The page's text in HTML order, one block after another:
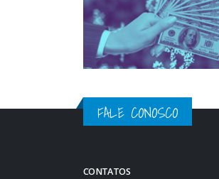
FALE CONOSCO
CONTATOS